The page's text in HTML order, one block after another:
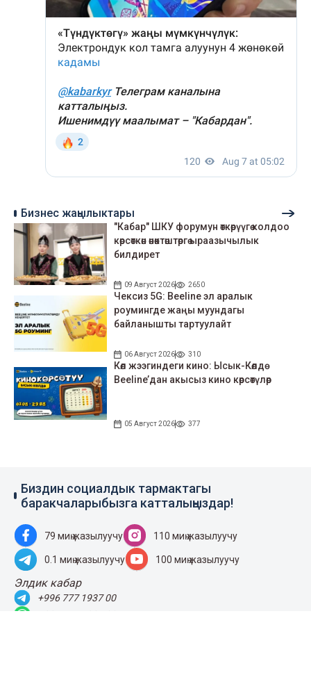
Бизнес жаңылыктары
"Кабар" ШКУ форумун өткөрүүгө колдоо
көрсөткөн өнөктөштөргө ыраазычылык
билдирет
09 Август 2026 2650
Чексиз 5G: Beeline эл аралык
роумингде жаңы муундагы
байланышты тартуулайт
06 Август 2026 310
Көл жээгиндеги кино: Ысык-Көлдө
Beeline’дан акысыз кино көрсөтүлөр
05 Август 2026 377
Биздин социалдык тармактагы
баракчаларыбызга катталыңыздар!
79 миң жазылуучу 110 миң жазылуучу
0.1 миң жазылуучу 100 миң жазылуучу
Элдик кабар
+996 777 1937 00